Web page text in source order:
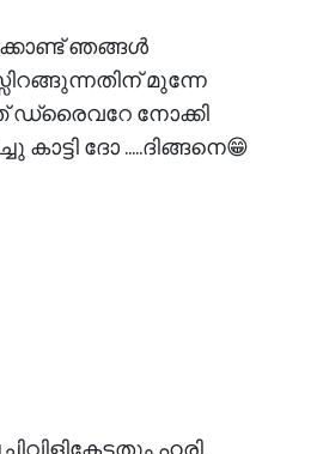
ഞങ്ങൾ
മുന്നേ
ഡ്രൈവറേ നോക്കി
ദോ .....ദിങ്ങനെ😁